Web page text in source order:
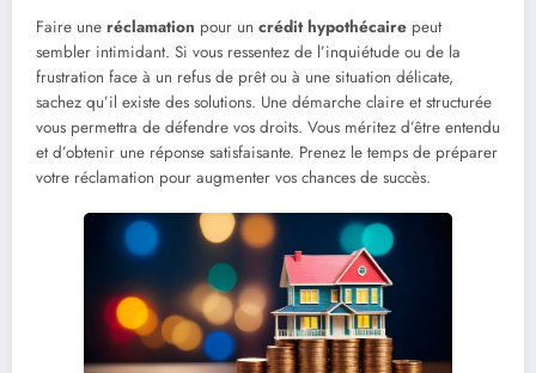
Faire une réclamation pour un crédit hypothécaire peut
sembler intimidant. Si vous ressentez de l’inquiétude ou de la
frustration face à un refus de prêt ou à une situation délicate,
sachez qu’il existe des solutions. Une démarche claire et structurée
vous permettra de défendre vos droits. Vous méritez d’être entendu
et d’obtenir une réponse satisfaisante. Prenez le temps de préparer
votre réclamation pour augmenter vos chances de succès.